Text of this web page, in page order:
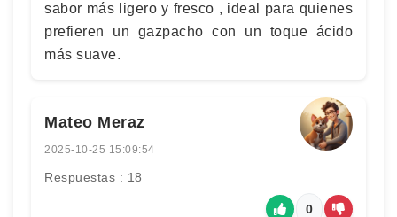
sabor más ligero y fresco , ideal para quienes
prefieren un gazpacho con un toque ácido
más suave.
Mateo Meraz
2025-10-25 15:09:54
Respuestas : 18
0